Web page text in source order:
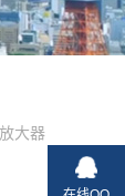
大器